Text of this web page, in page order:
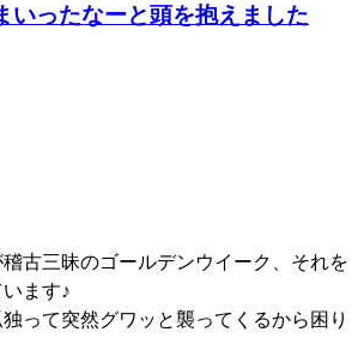
いったなーと頭を抱えました
古三昧のゴールデンウイーク、それを
ます♪
って突然グワッと襲ってくるから困り